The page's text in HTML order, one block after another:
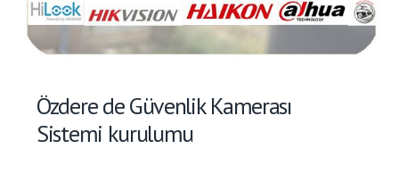
Özdere de Güvenlik Kamerası
Sistemi kurulumu